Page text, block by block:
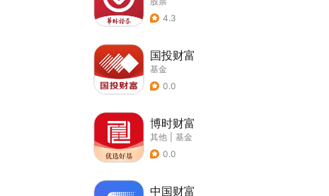
4.3
国投财富
基金
0.0
博时财富
其他
基金
0.0
中国财富